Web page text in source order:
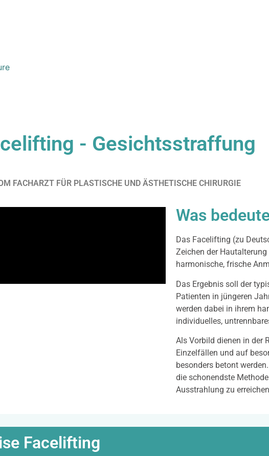
- Gesichtsstraffung
FACHARZT FÜR PLASTISCHE UND ÄSTHETISCHE CHIRURGIE
Was
Das Facelifting (zu
Zeichen der
harmonische, frische
Das Ergebnis soll der
Patienten in jüngeren
werden dabei in ihrem
individuelles,
Als Vorbild dienen in der
Einzelfällen und auf
besonders betont
die schonendste
Ausstrahlung zu
Facelifting